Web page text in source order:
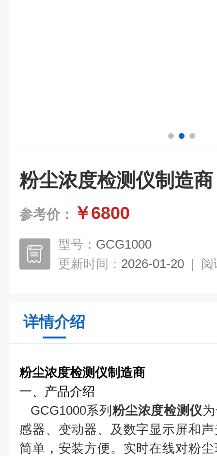
粉尘浓度检测仪制造商
参考价： ￥6800
型号： GCG1000
更新时间： 2026-01-20 | 阅
详情介绍
粉尘浓度检测仪制造商
一、产品介绍
GCG1000系列 粉尘浓度检测仪
感器、变动器、及数字显示屏和
简单，安装方便。实时在线对粉